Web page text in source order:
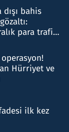
bahis
para trafiği
Hürriyet ve
ilk kez